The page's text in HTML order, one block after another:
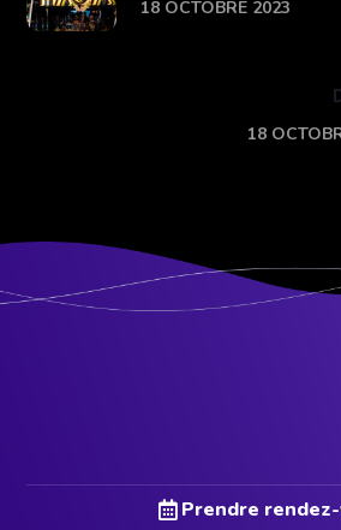
18 OCTOBRE 2023
18
Prendre